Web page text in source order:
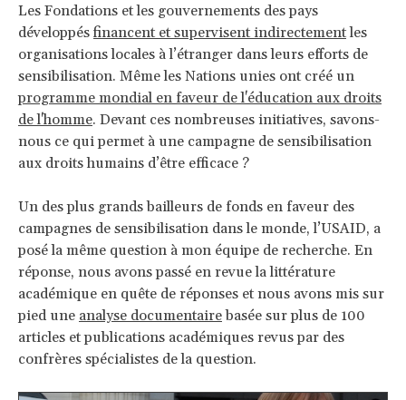
Les Fondations et les gouvernements des pays
développés financent et supervisent indirectementles
organisations locales à l’étranger dans leurs efforts de
sensibilisation. Même les Nations unies ont créé un
programme mondial en faveur de l'éducation aux droits
de l'homme. Devant ces nombreuses initiatives, savons-
nous ce qui permet à une campagne de sensibilisation
aux droits humains d’être efficace ?
Un des plus grands bailleurs de fonds en faveur des
campagnes de sensibilisation dans le monde, l’USAID, a
posé la même question à mon équipe de recherche. En
réponse, nous avons passé en revue la littérature
académique en quête de réponses et nous avons mis sur
pied une analyse documentairebasée sur plus de 100
articles et publications académiques revus par des
confrères spécialistes de la question.